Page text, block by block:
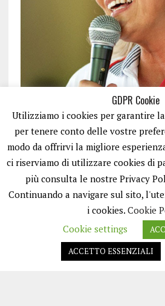
ISCRIVITI
GDPR Cookie
Utilizziamo i cookies per garantire
per tenere conto delle vostre
modo da offrirvi la migliore
ci riserviamo di utilizzare cookies di
più consulta le nostre Privacy
Continuando a navigare sul sito,
i cookies. Cookie
Cookie settings
ACCETTO ESSENZIALI